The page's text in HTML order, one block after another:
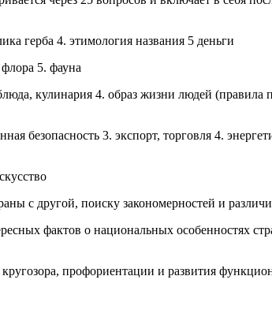
герба 4. этимология названия 5 деньги
5. фауна
кулинария 4. образ жизни людей
безопасность 3. экспорт, торговля 4.
с другой, поиску закономерностей и
фактов о национальных особенностях
профориентации и развития